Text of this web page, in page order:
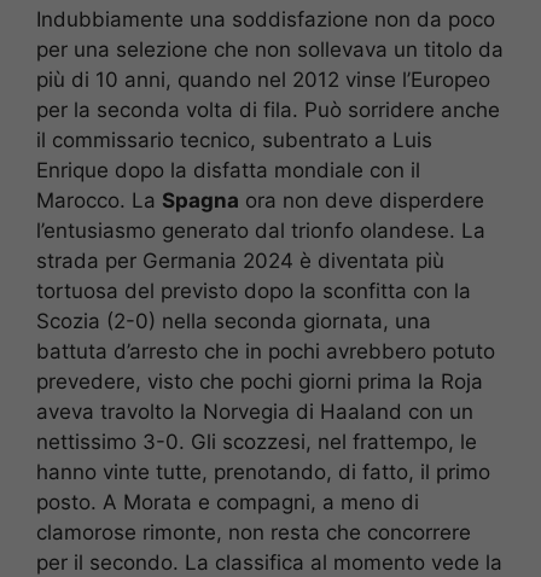
Indubbiamente una soddisfazione non da poco
per una selezione che non sollevava un titolo da
più di 10 anni, quando nel 2012 vinse l’Europeo
per la seconda volta di fila. Può sorridere anche
il commissario tecnico, subentrato a Luis
Enrique dopo la disfatta mondiale con il
Marocco. La Spagna ora non deve disperdere
l’entusiasmo generato dal trionfo olandese. La
strada per Germania 2024 è diventata più
tortuosa del previsto dopo la sconfitta con la
Scozia (2-0) nella seconda giornata, una
battuta d’arresto che in pochi avrebbero potuto
prevedere, visto che pochi giorni prima la Roja
aveva travolto la Norvegia di Haaland con un
nettissimo 3-0. Gli scozzesi, nel frattempo, le
hanno vinte tutte, prenotando, di fatto, il primo
posto. A Morata e compagni, a meno di
clamorose rimonte, non resta che concorrere
per il secondo. La classifica al momento vede la